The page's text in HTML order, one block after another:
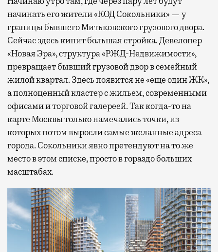
начинать его жители «КОД Сокольники» — у
границы бывшего Митьковского грузового двора.
Сейчас здесь кипит большая стройка. Девелопер
«Новая Эра», структура «РЖД-Недвижимости»,
превращает бывший грузовой двор в семейный
жилой квартал. Здесь появится не «еще один ЖК»,
а полноценный кластер с жильем, современными
офисами и торговой галереей. Так когда-то на
карте Москвы только намечались точки, из
которых потом выросли самые желанные адреса
города. Сокольники явно претендуют на то же
место в этом списке, просто в гораздо больших
масштабах.